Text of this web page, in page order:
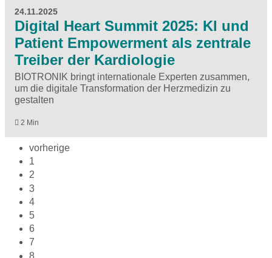
24.11.2025
Digital Heart Summit 2025: KI und
Patient Empowerment als zentrale
Treiber der Kardiologie
BIOTRONIK bringt internationale Experten zusammen,
um die digitale Transformation der Herzmedizin zu
gestalten
2 Min
vorherige
1
2
3
4
5
6
7
8